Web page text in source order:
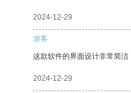
2024-12-29
游客
这款软件的界面设计非常简洁
2024-12-29